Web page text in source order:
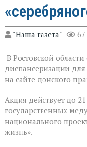
"Наша газета" 67
В Ростовской
диспансеризации для
на сайте донского
Акция действует до 21
государственных
национального
жизнь».